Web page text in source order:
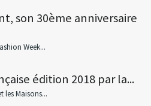
son 30ème anniversaire
Week...
édition 2018 par la...
les Maisons...